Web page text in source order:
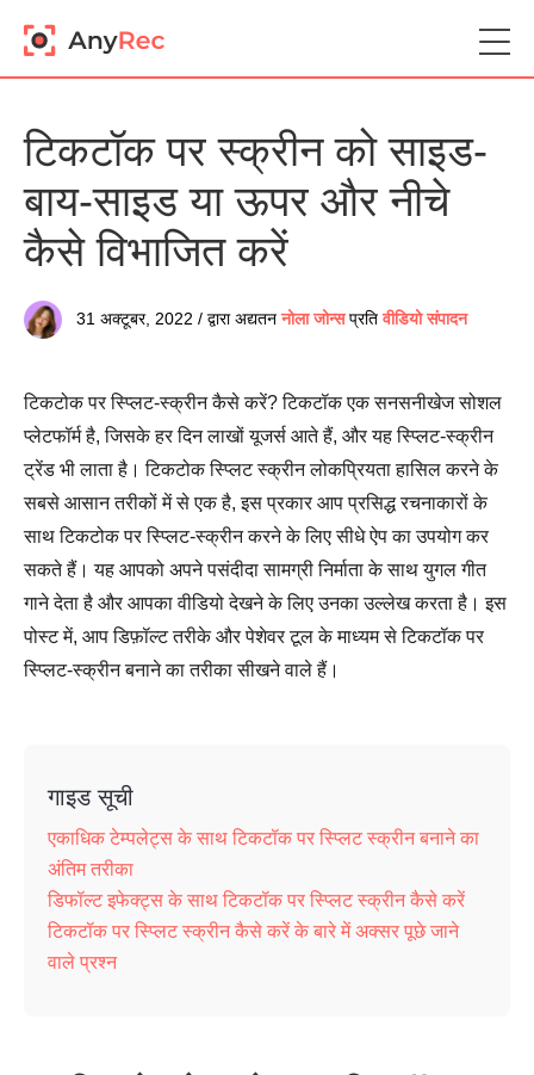
टिकटॉक पर स्क्रीन को साइड-
बाय-साइड या ऊपर और नीचे
कैसे विभाजित करें
31 अक्टूबर, 2022 / द्वारा अद्यतन नोला जोन्सप्रतिवीडियो संपादन
टिकटोक पर स्प्लिट-स्क्रीन कैसे करें? टिकटॉक एक सनसनीखेज सोशल
प्लेटफॉर्म है, जिसके हर दिन लाखों यूजर्स आते हैं, और यह स्प्लिट-स्क्रीन
ट्रेंड भी लाता है। टिकटोक स्प्लिट स्क्रीन लोकप्रियता हासिल करने के
सबसे आसान तरीकों में से एक है, इस प्रकार आप प्रसिद्ध रचनाकारों के
साथ टिकटोक पर स्प्लिट-स्क्रीन करने के लिए सीधे ऐप का उपयोग कर
सकते हैं। यह आपको अपने पसंदीदा सामग्री निर्माता के साथ युगल गीत
गाने देता है और आपका वीडियो देखने के लिए उनका उल्लेख करता है। इस
पोस्ट में, आप डिफ़ॉल्ट तरीके और पेशेवर टूल के माध्यम से टिकटॉक पर
स्प्लिट-स्क्रीन बनाने का तरीका सीखने वाले हैं।
गाइड सूची
एकाधिक टेम्पलेट्स के साथ टिकटॉक पर स्प्लिट स्क्रीन बनाने का
अंतिम तरीका
डिफॉल्ट इफेक्ट्स के साथ टिकटॉक पर स्प्लिट स्क्रीन कैसे करें
टिकटॉक पर स्प्लिट स्क्रीन कैसे करें के बारे में अक्सर पूछे जाने
वाले प्रश्न